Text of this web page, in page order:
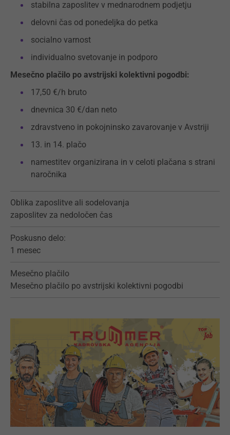
stabilna zaposlitev v mednarodnem podjetju
delovni čas od ponedeljka do petka
socialno varnost
individualno svetovanje in podporo
Mesečno plačilo po avstrijski kolektivni pogodbi:
17,50 €/h bruto
dnevnica 30 €/dan neto
zdravstveno in pokojninsko zavarovanje v Avstriji
13. in 14. plačo
namestitev organizirana in v celoti plačana s strani
naročnika
Oblika zaposlitve ali sodelovanja
zaposlitev za nedoločen čas
Poskusno delo:
1 mesec
Mesečno plačilo
Mesečno plačilo po avstrijski kolektivni pogodbi